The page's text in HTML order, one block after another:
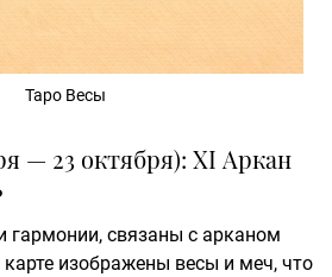
Таро Весы
— 23 октября): XI Аркан
гармонии, связаны с арканом
изображены весы и меч, что